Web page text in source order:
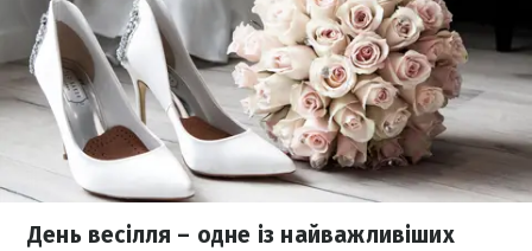
День весілля – одне із найважливіших